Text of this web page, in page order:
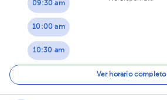
09:30 am
10:00 am
10:30 am
Ver horario completo